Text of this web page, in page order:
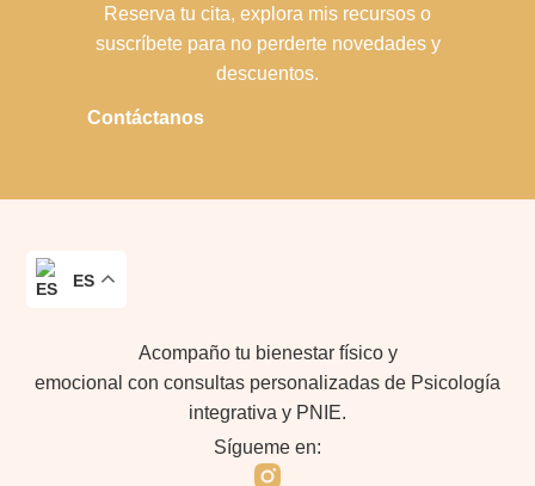
Reserva tu cita, explora mis recursos o
suscríbete para no perderte novedades y
descuentos.
Contáctanos
Acompaño tu bienestar físico y
emocional con consultas personalizadas de Psicología
integrativa y PNIE.
Sígueme en:
ES